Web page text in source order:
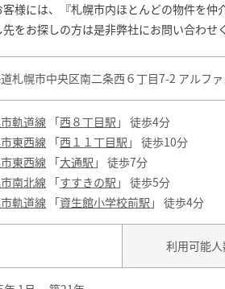
様には、『札幌市内ほとんどの物件を仲
をお探しの方は是非弊社にお問い合わせ
札幌市中央区南二条西６丁目7-2 アルフ
軌道線 「西８丁目駅 」 徒歩4分
東西線 「西１１丁目駅 」 徒歩10分
東西線 「大通駅 」 徒歩7分
南北線 「すすきの駅 」 徒歩5分
軌道線 「資生館小学校前駅 」 徒歩4分
利用可能